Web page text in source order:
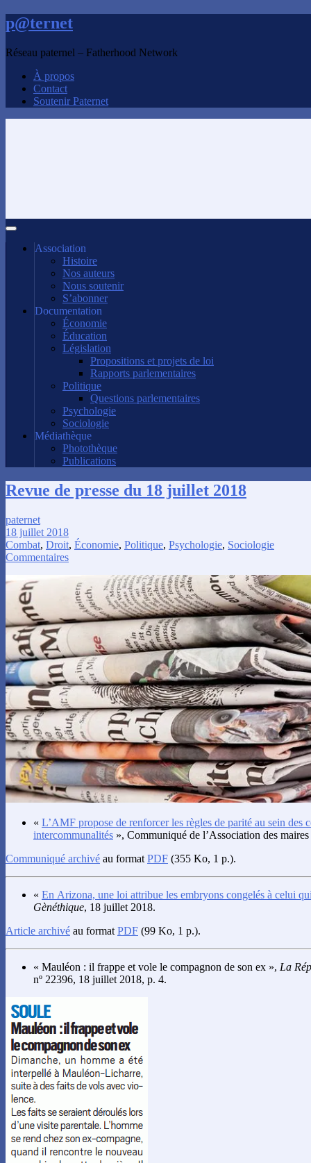
p@ternet
Réseau paternel – Fatherhood Network
À propos
Contact
Soutenir Paternet
Association
Histoire
Nos auteurs
Nous soutenir
S’abonner
Documentation
Économie
Éducation
Législation
Propositions et projets de loi
Rapports parlementaires
Politique
Questions parlementaires
Psychologie
Sociologie
Médiathèque
Photothèque
Publications
Revue de presse du 18 juillet 2018
paternet
18 juillet 2018
Combat, Droit, Économie, Politique, Psychologie, Sociologie
Commentaires
« L’AMF propose de renforcer les règles de parité au sein des
intercommunalités », Communiqué de l’Association des
Communiqué archivé au format PDF (355 Ko, 1 p.).
« En Arizona, une loi attribue les embryons congelés à celui
Gènéthique, 18 juillet 2018.
Article archivé au format PDF (99 Ko, 1 p.).
« Mauléon : il frappe et vole le compagnon de son ex », La
nº 22396, 18 juillet 2018, p. 4.